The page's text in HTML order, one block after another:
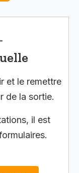
et le remettre
de la sortie.
il est